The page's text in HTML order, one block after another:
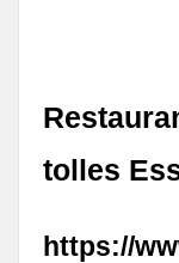
tolles
https://